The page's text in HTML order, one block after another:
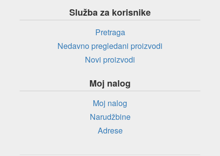
Služba za korisnike
Pretraga
Nedavno pregledani proizvodi
Novi proizvodi
Moj nalog
Moj nalog
Narudžbine
Adrese